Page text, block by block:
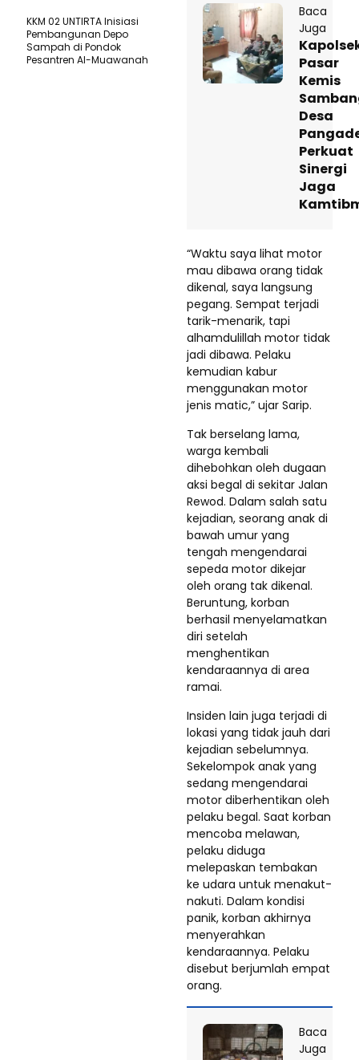
Baca
Juga
Pasar
Kemis
Desa
Perkuat
Sinergi
Jaga
“Waktu saya lihat motor
mau dibawa orang tidak
dikenal, saya langsung
pegang. Sempat terjadi
tarik-menarik, tapi
alhamdulillah motor tidak
jadi dibawa. Pelaku
kemudian kabur
menggunakan motor
jenis matic,” ujar Sarip.
Tak berselang lama,
warga kembali
dihebohkan oleh dugaan
aksi begal di sekitar Jalan
Rewod. Dalam salah satu
kejadian, seorang anak di
bawah umur yang
tengah mengendarai
sepeda motor dikejar
oleh orang tak dikenal.
Beruntung, korban
berhasil menyelamatkan
diri setelah
menghentikan
kendaraannya di area
ramai.
Insiden lain juga terjadi di
lokasi yang tidak jauh dari
kejadian sebelumnya.
Sekelompok anak yang
sedang mengendarai
motor diberhentikan oleh
pelaku begal. Saat korban
mencoba melawan,
pelaku diduga
melepaskan tembakan
ke udara untuk menakut-
nakuti. Dalam kondisi
panik, korban akhirnya
menyerahkan
kendaraannya. Pelaku
disebut berjumlah empat
orang.
Baca
Juga
KKM 02 UNTIRTA Inisiasi
Pembangunan Depo
Sampah di Pondok
Pesantren Al-Muawanah